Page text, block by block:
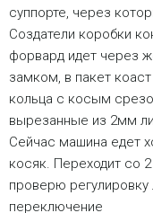
суппорте, через
Создатели коробки
форвард идет через
замком, в пакет
кольца с косым
вырезанные из 2мм
Сейчас машина едет
косяк. Переходит со
проверю
переключение